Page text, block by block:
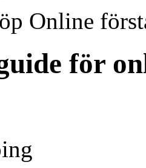
Online
för